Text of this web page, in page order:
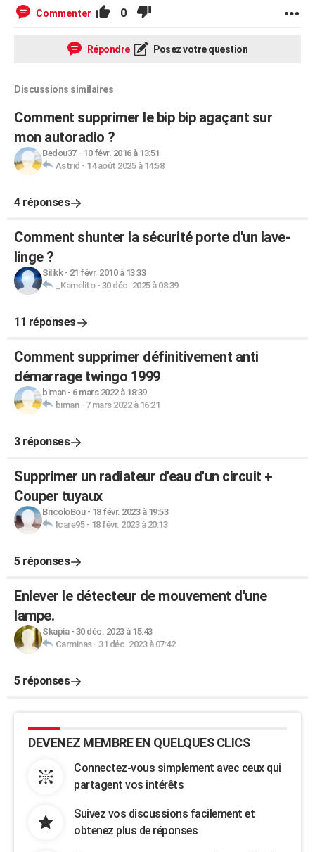
Commenter 0
Répondre Posez votre question
Discussions similaires
Comment supprimer le bip bip agaçant sur
mon autoradio ?
Bedou37- 10 févr. 2016 à 13:51
Astrid - 14 août 2025 à 14:58
4 réponses
Comment shunter la sécurité porte d'un lave-
linge ?
Silikk- 21 févr. 2010 à 13:33
_Kamelito- 30 déc. 2025 à 08:39
11 réponses
Comment supprimer définitivement anti
démarrage twingo 1999
biman- 6 mars 2022 à 18:39
biman- 7 mars 2022 à 16:21
3 réponses
Supprimer un radiateur d'eau d'un circuit +
Couper tuyaux
BricoloBou- 18 févr. 2023 à 19:53
Icare95- 18 févr. 2023 à 20:13
5 réponses
Enlever le détecteur de mouvement d'une
lampe.
Skapia- 30 déc. 2023 à 15:43
Carminas- 31 déc. 2023 à 07:42
5 réponses
DEVENEZ MEMBRE EN QUELQUES CLICS
Connectez-vous simplement avec ceux qui
partagent vos intérêts
Suivez vos discussions facilement et
obtenez plus de réponses